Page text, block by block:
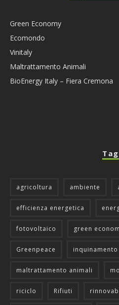
Green Economy
Ecomondo
Vinitaly
Maltrattamento Animali
BioEnergy Italy – Fiera Cremona
Tag
agricoltura ambiente
efficienza energetica
fotovoltaico green
Greenpeace inquinamento
maltrattamento animali
riciclo Rifiuti